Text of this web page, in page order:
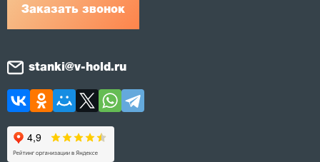
Заказать звонок
stanki@v-hold.ru